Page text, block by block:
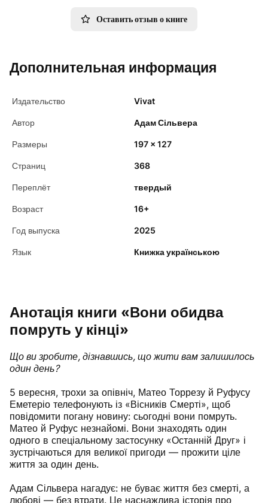
Оставить отзыв о книге
Дополнительная информация
Издательство Vivat
Автор Адам Сільвера
Размеры 197 x 127
Страниц 368
Переплёт твердый
Возраст 16+
Год выпуска 2025
Язык Книжка українською
Анотація книги «Вони обидва
помруть у кінці»
Що ви зробите, дізнавшись, що жити вам залишилось
один день?
5 вересня, трохи за опівніч, Матео Торрезу й Руфусу
Еметеріо телефонують із «Вісників Смерті», щоб
повідомити погану новину: сьогодні вони помруть.
Матео й Руфус незнайомі. Вони знаходять один
одного в спеціальному застосунку «Останній Друг» і
зустрічаються для великої пригоди — прожити ціле
життя за один день.
Адам Сільвера нагадує: не буває життя без смерті, а
любові — без втрати. Це наснажлива історія про